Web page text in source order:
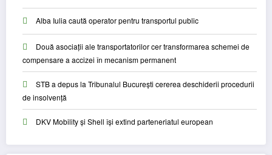
Alba Iulia caută operator pentru transportul public
Două asociații ale transportatorilor cer transformarea schemei de
compensare a accizei în mecanism permanent
STB a depus la Tribunalul București cererea deschiderii procedurii
de insolvență
DKV Mobility și Shell își extind parteneriatul european